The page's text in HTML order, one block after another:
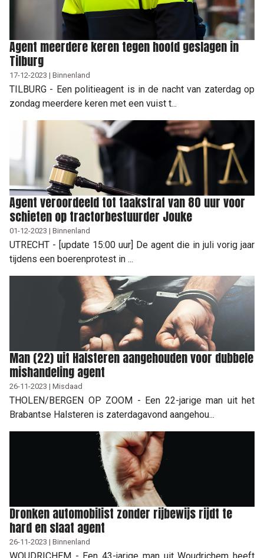
Agent meerdere keren tegen hoofd geslagen in
Tilburg
17-12-2023 | Binnenland
TILBURG - Een politieagent is in de nacht van zaterdag op
zondag meerdere keren met een vuist t...
Agent veroordeeld tot taakstraf van 80 uur voor
schieten op tractorbestuurder Jouke
01-12-2023 | Binnenland
UTRECHT - [update 15:00 uur] De agent die in juli vorig jaar
tijdens een boerenprotest in ...
Man (22) uit Halsteren aangehouden voor dubbele
mishandeling agent
26-11-2023 | Misdaad
THOLEN/BERGEN OP ZOOM - Een 22-jarige man uit het
Brabantse Halsteren is zaterdagavond aangehou...
Dronken automobilist zonder rijbewijs rijdt te
hard en slaat agent
26-11-2023 | Binnenland